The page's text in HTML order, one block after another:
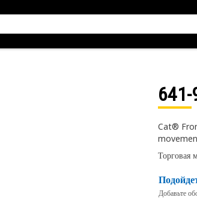
Cat®
Торговая
Добавьте